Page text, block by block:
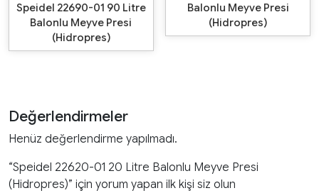
Speidel 22690-01 90 Litre
Balonlu Meyve Presi
(Hidropres)
Balonlu Meyve Presi
(Hidropres)
Değerlendirmeler
Henüz değerlendirme yapılmadı.
“Speidel 22620-01 20 Litre Balonlu Meyve Presi
(Hidropres)” için yorum yapan ilk kişi siz olun